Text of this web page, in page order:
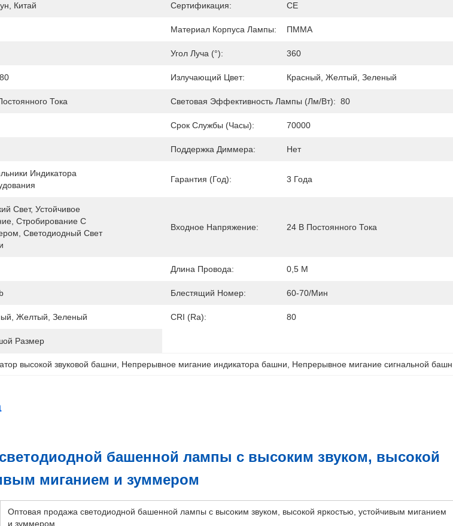
Китай Сертификация: CE
Материал Корпуса Лампы: ПММА
Угол Луча (°): 360
80 Излучающий Цвет: Красный, Желтый, Зеленый
Тока Световая Эффективность Лампы (лм/Вт): 80
Срок Службы (часы): 70000
Поддержка Диммера: Нет
Индикатора
Гарантия (год): 3 Года
Свет, Устойчивое
Стробирование С
Светодиодный Свет
Входное Напряжение: 24 В Постоянного Тока
Длина Провода: 0,5 М
Блестящий Номер: 60-70/мин
Желтый, Зеленый CRI (Ra): 80
Размер
высокой звуковой башни Непрерывное мигание индикатора башни Непрерывное мигание сигнальной
башенной лампы с высоким звуком, высокой
миганием и зуммером
Оптовая продажа светодиодной башенной лампы с высоким звуком, высокой яркостью, устойчивым миганием
и зуммером